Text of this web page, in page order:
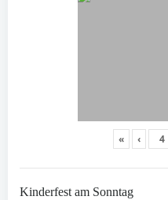
« ‹
Kinderfest am Sonntag